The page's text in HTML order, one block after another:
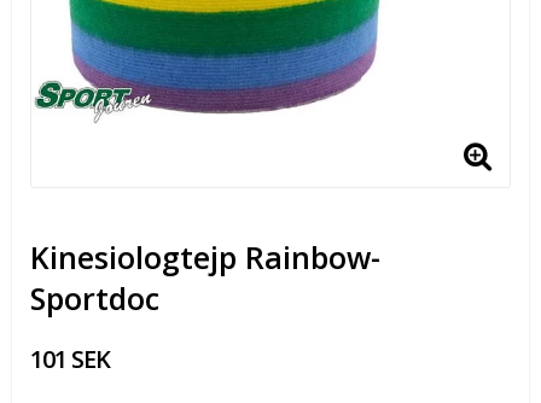
Kinesiologtejp Rainbow-
Sportdoc
101 SEK